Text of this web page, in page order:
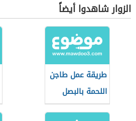
الزوار شاهدوا أيضاً
طريقة عمل طاجن
اللحمة بالبصل